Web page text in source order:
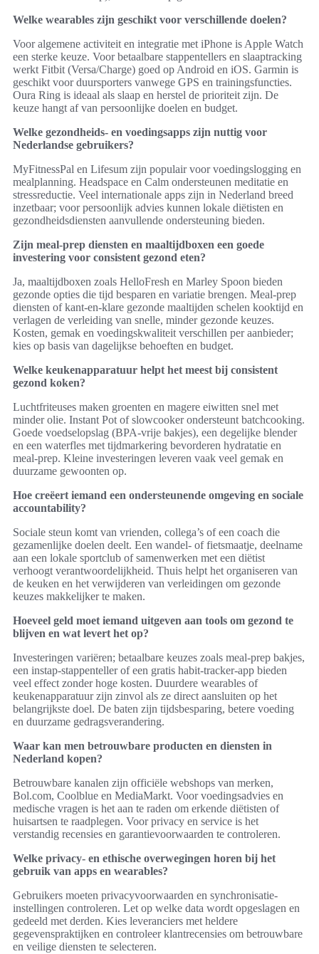
Welke wearables zijn geschikt voor verschillende doelen?
Voor algemene activiteit en integratie met iPhone is Apple Watch
een sterke keuze. Voor betaalbare stappentellers en slaaptracking
werkt Fitbit (Versa/Charge) goed op Android en iOS. Garmin is
geschikt voor duursporters vanwege GPS en trainingsfuncties.
Oura Ring is ideaal als slaap en herstel de prioriteit zijn. De
keuze hangt af van persoonlijke doelen en budget.
Welke gezondheids- en voedingsapps zijn nuttig voor
Nederlandse gebruikers?
MyFitnessPal en Lifesum zijn populair voor voedingslogging en
mealplanning. Headspace en Calm ondersteunen meditatie en
stressreductie. Veel internationale apps zijn in Nederland breed
inzetbaar; voor persoonlijk advies kunnen lokale diëtisten en
gezondheidsdiensten aanvullende ondersteuning bieden.
Zijn meal-prep diensten en maaltijdboxen een goede
investering voor consistent gezond eten?
Ja, maaltijdboxen zoals HelloFresh en Marley Spoon bieden
gezonde opties die tijd besparen en variatie brengen. Meal-prep
diensten of kant-en-klare gezonde maaltijden schelen kooktijd en
verlagen de verleiding van snelle, minder gezonde keuzes.
Kosten, gemak en voedingskwaliteit verschillen per aanbieder;
kies op basis van dagelijkse behoeften en budget.
Welke keukenapparatuur helpt het meest bij consistent
gezond koken?
Luchtfriteuses maken groenten en magere eiwitten snel met
minder olie. Instant Pot of slowcooker ondersteunt batchcooking.
Goede voedselopslag (BPA-vrije bakjes), een degelijke blender
en een waterfles met tijdmarkering bevorderen hydratatie en
meal-prep. Kleine investeringen leveren vaak veel gemak en
duurzame gewoonten op.
Hoe creëert iemand een ondersteunende omgeving en sociale
accountability?
Sociale steun komt van vrienden, collega’s of een coach die
gezamenlijke doelen deelt. Een wandel- of fietsmaatje, deelname
aan een lokale sportclub of samenwerken met een diëtist
verhoogt verantwoordelijkheid. Thuis helpt het organiseren van
de keuken en het verwijderen van verleidingen om gezonde
keuzes makkelijker te maken.
Hoeveel geld moet iemand uitgeven aan tools om gezond te
blijven en wat levert het op?
Investeringen variëren; betaalbare keuzes zoals meal-prep bakjes,
een instap-stappenteller of een gratis habit-tracker-app bieden
veel effect zonder hoge kosten. Duurdere wearables of
keukenapparatuur zijn zinvol als ze direct aansluiten op het
belangrijkste doel. De baten zijn tijdsbesparing, betere voeding
en duurzame gedragsverandering.
Waar kan men betrouwbare producten en diensten in
Nederland kopen?
Betrouwbare kanalen zijn officiële webshops van merken,
Bol.com, Coolblue en MediaMarkt. Voor voedingsadvies en
medische vragen is het aan te raden om erkende diëtisten of
huisartsen te raadplegen. Voor privacy en service is het
verstandig recensies en garantievoorwaarden te controleren.
Welke privacy- en ethische overwegingen horen bij het
gebruik van apps en wearables?
Gebruikers moeten privacyvoorwaarden en synchronisatie-
instellingen controleren. Let op welke data wordt opgeslagen en
gedeeld met derden. Kies leveranciers met heldere
gegevenspraktijken en controleer klantrecensies om betrouwbare
en veilige diensten te selecteren.